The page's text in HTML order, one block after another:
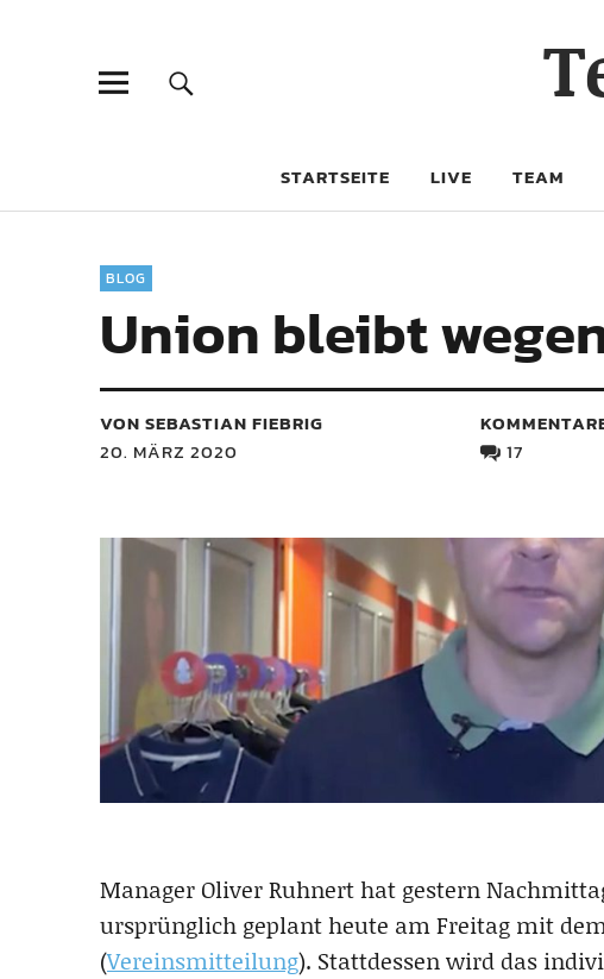
STARTSEITE LIVE TEAM
BLOG
Union bleibt
VON SEBASTIAN FIEBRIG
20. MÄRZ 2020
17
Manager Oliver Ruhnert hat gestern
ursprünglich geplant heute am Freitag mit
(Vereinsmitteilung). Stattdessen wird das